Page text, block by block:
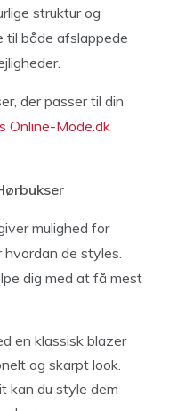
struktur og
til både afslappede
der passer til din
Online-Mode.dk
mulighed for
de styles.
dig med at få mest
en klassisk blazer
og skarpt look.
kan du style dem